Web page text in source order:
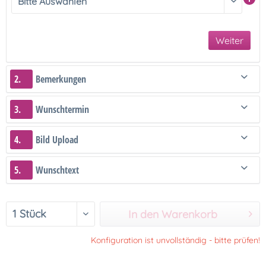
Weiter
2. Bemerkungen
3. Wunschtermin
4. Bild Upload
5. Wunschtext
In den Warenkorb
Konfiguration ist unvollständig - bitte prüfen!